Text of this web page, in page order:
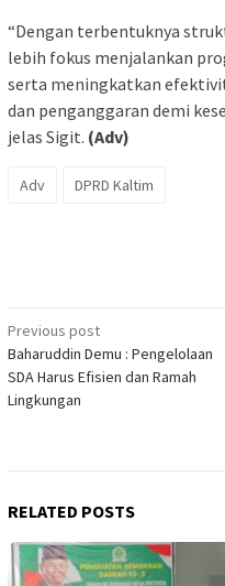
“Dengan terbentuknya
lebih fokus menjalankan
serta meningkatkan
dan penganggaran demi
jelas Sigit. (Adv)
Adv DPRD Kaltim
Post
navigation
Previous post
Baharuddin Demu : Pengelolaan
SDA Harus Efisien dan Ramah
Lingkungan
RELATED POSTS